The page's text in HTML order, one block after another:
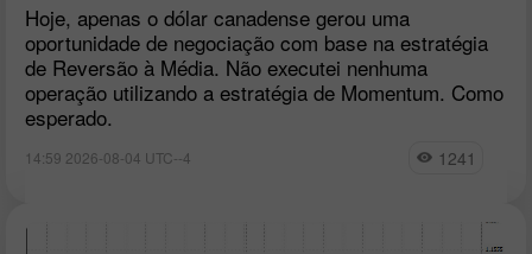
Hoje, apenas o dólar canadense gerou uma
oportunidade de negociação com base na estratégia
de Reversão à Média. Não executei nenhuma
operação utilizando a estratégia de Momentum. Como
esperado.
14:59 2026-08-04 UTC--4 1241